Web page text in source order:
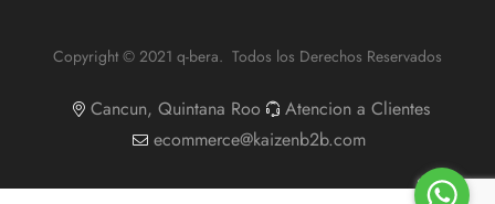
Copyright © 2021 q-bera. Todos los Derechos Reservados
Cancun, Quintana Roo
Atencion a Clientes
ecommerce@kaizenb2b.com